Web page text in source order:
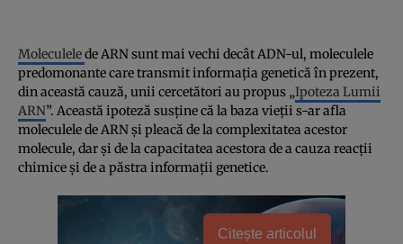
Moleculelede ARN sunt mai vechi decât ADN-ul, moleculele
predomonante care transmit informaţia genetică în prezent,
din această cauză, unii cercetători au propus „Ipoteza Lumii
ARN”. Această ipoteză susţine că la baza vieţii s-ar afla
moleculele de ARN şi pleacă de la complexitatea acestor
molecule, dar şi de la capacitatea acestora de a cauza reacţii
chimice şi de a păstra informaţii genetice.
Citește articolul